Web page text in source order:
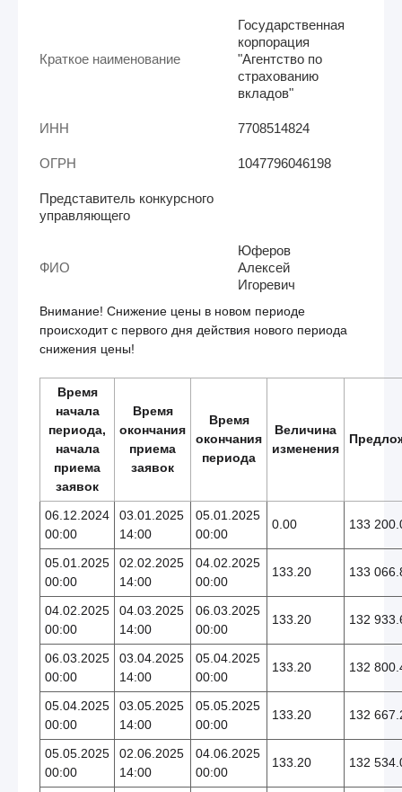
Краткое наименование
Государственная
корпорация
"Агентство по
страхованию
вкладов"
ИНН 7708514824
ОГРН 1047796046198
Представитель конкурсного
управляющего
ФИО
Юферов
Алексей
Игоревич
Внимание! Снижение цены в новом периоде
происходит с первого дня действия нового периода
снижения цены!
Время
начала
периода,
начала
приема
заявок
Время
окончания
приема
заявок
Время
окончания
периода
Величина
изменения
06.12.2024
00:00
03.01.2025
14:00
05.01.2025
00:00
0.00 133
05.01.2025
00:00
02.02.2025
14:00
04.02.2025
00:00
133.20 133
04.02.2025
00:00
04.03.2025
14:00
06.03.2025
00:00
133.20 132
06.03.2025
00:00
03.04.2025
14:00
05.04.2025
00:00
133.20 132
05.04.2025
00:00
03.05.2025
14:00
05.05.2025
00:00
133.20 132
05.05.2025
00:00
02.06.2025
14:00
04.06.2025
00:00
133.20 132